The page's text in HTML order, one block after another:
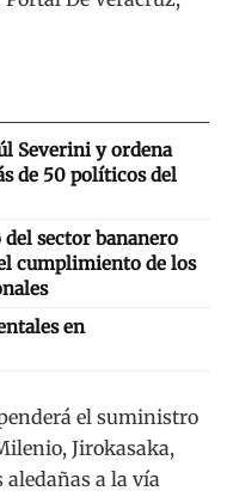
Severini y ordena
de 50 políticos del
sector bananero
cumplimiento de los
en
el suministro
Jirokasaka,
a la vía